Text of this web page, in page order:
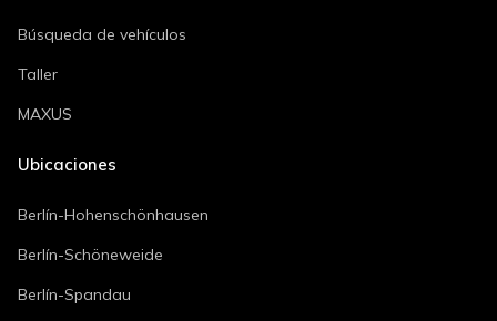
Búsqueda de vehículos
Taller
MAXUS
Ubicaciones
Berlín-Hohenschönhausen
Berlín-Schöneweide
Berlín-Spandau